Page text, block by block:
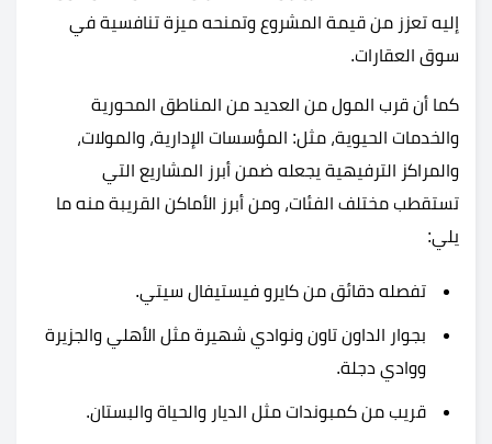
إليه تعزز من قيمة المشروع وتمنحه ميزة تنافسية في
سوق العقارات.
كما أن قرب المول من العديد من المناطق المحورية
والخدمات الحيوية، مثل: المؤسسات الإدارية، والمولات،
والمراكز الترفيهية يجعله ضمن أبرز المشاريع التي
تستقطب مختلف الفئات، ومن أبرز الأماكن القريبة منه ما
يلي:
تفصله دقائق من كايرو فيستيفال سيتي.
بجوار الداون تاون ونوادي شهيرة مثل الأهلي والجزيرة
ووادي دجلة.
قريب من كمبوندات مثل الديار والحياة والبستان.